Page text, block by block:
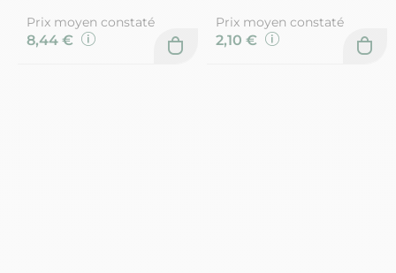
Prix moyen constaté
8,44 €
Prix moyen constaté
2,10 €